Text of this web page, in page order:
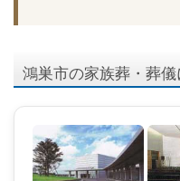
鴻巣市の家族葬・葬